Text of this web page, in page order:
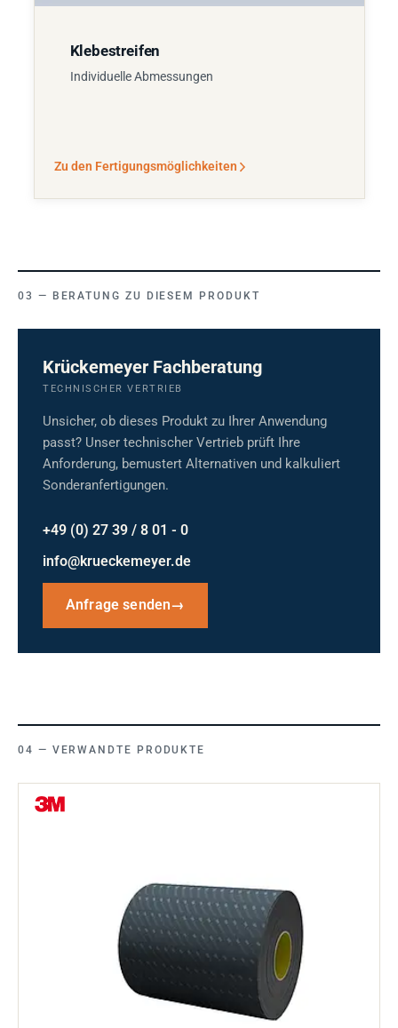
Klebestreifen
Individuelle Abmessungen
Zu den Fertigungsmöglichkeiten
BERATUNG ZU DIESEM PRODUKT
Krückemeyer Fachberatung
TECHNISCHER VERTRIEB
Unsicher, ob dieses Produkt zu Ihrer Anwendung
passt? Unser technischer Vertrieb prüft Ihre
Anforderung, bemustert Alternativen und kalkuliert
Sonderanfertigungen.
+49 (0) 27 39 / 8 01 - 0
info@krueckemeyer.de
Anfrage senden→
VERWANDTE PRODUKTE